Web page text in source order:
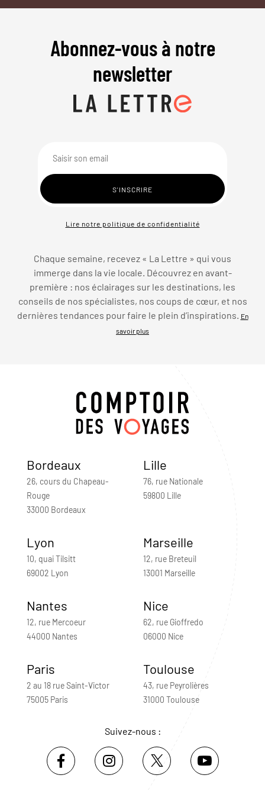
Abonnez-vous à notre
newsletter
Lire notre politique de confidentialité
Chaque semaine, recevez « La Lettre » qui vous
immerge dans la vie locale. Découvrez en avant-
première : nos éclairages sur les destinations, les
conseils de nos spécialistes, nos coups de cœur, et nos
dernières tendances pour faire le plein d’inspirations. En
savoir plus
Bordeaux
26, cours du Chapeau-
Rouge
33000 Bordeaux
Lille
76, rue Nationale
59800 Lille
Lyon
10, quai Tilsitt
69002 Lyon
Marseille
12, rue Breteuil
13001 Marseille
Nantes
12, rue Mercoeur
44000 Nantes
Nice
62, rue Gioffredo
06000 Nice
Paris
2 au 18 rue Saint-Victor
75005 Paris
Toulouse
43, rue Peyrolières
31000 Toulouse
Suivez-nous :